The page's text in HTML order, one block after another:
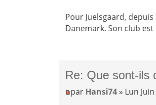
Pour Juelsgaard,
Danemark. Son club
Re: Que sont-ils
par Hansi74 » Lun